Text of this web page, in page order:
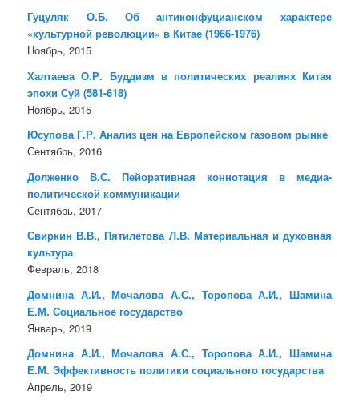
Гуцуляк О.Б. Об антиконфуцианском характере
«культурной революции» в Китае (1966-1976)
Ноябрь, 2015
Халтаева О.Р. Буддизм в политических реалиях Китая
эпохи Суй (581-618)
Ноябрь, 2015
Юсупова Г.Р. Анализ цен на Европейском газовом рынке
Сентябрь, 2016
Долженко В.С. Пейоративная коннотация в медиа-
политической коммуникации
Сентябрь, 2017
Свиркин В.В., Пятилетова Л.В. Материальная и духовная
культура
Февраль, 2018
Домнина А.И., Мочалова А.С., Торопова А.И., Шамина
Е.М. Социальное государство
Январь, 2019
Домнина А.И., Мочалова А.С., Торопова А.И., Шамина
Е.М. Эффективность политики социального государства
Апрель, 2019